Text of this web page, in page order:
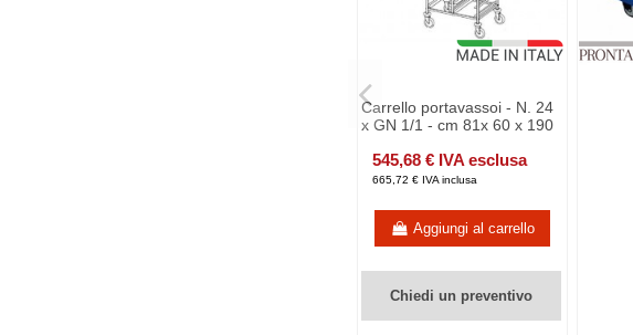
Carrello portavassoi - N. 24
x GN 1/1 - cm 81x 60 x 190
545,68 € IVA esclusa
665,72 € IVA inclusa
Aggiungi al carrello
Chiedi un preventivo